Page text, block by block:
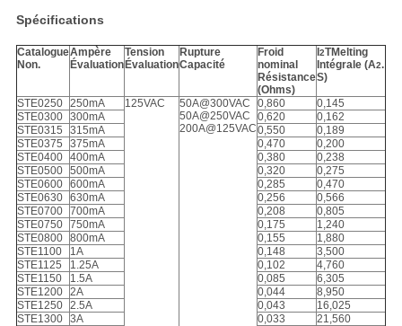
Spécifications
Catalogue
Non.
Ampère
Évaluation
Tension
Évaluation
Rupture
Capacité
Froid
nominal
Résistance
(Ohms)
2TMelting
Intégrale (A2.
S)
STE0250 250mA 125VAC
50A@300VAC
50A@250VAC
200A@125VAC
0,860
0,145
STE0300 300mA 0,620
0,162
STE0315
315mA 0,550
0,189
STE0375
375mA 0,470
0,200
STE0400 400mA 0,380
0,238
STE0500 500mA 0,320
0,275
STE0600 600mA 0,285
0,470
STE0630 630mA 0,256
0,566
STE0700 700mA 0,208
0,805
STE0750 750mA 0,175
1,240
STE0800 800mA 0,155
1,880
STE1100
1A 0,148
3,500
STE1125
1.25A 0,102
4,760
STE1150
1.5A 0,085
6,305
STE1200 2A 0,044
8,950
STE1250 2.5A 0,043
16,025
STE1300 3A 0,033
21,560